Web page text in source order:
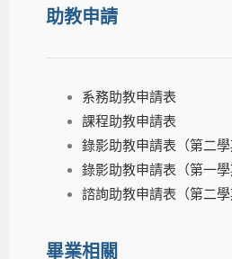
助教申請
系務助教申請表
課程助教申請表
錄影助教申請表（第二學
錄影助教申請表（第一學
諮詢助教申請表（第二學
畢業相關